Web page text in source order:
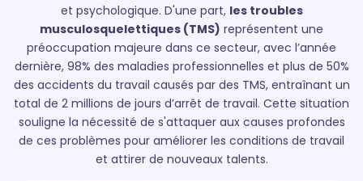
et psychologique. D'une part, les troubles
musculosquelettiques (TMS) représentent une
préoccupation majeure dans ce secteur, avec l’année
dernière, 98% des maladies professionnelles et plus de 50%
des accidents du travail causés par des TMS, entraînant un
total de 2 millions de jours d’arrêt de travail. Cette situation
souligne la nécessité de s'attaquer aux causes profondes
de ces problèmes pour améliorer les conditions de travail
et attirer de nouveaux talents​​.